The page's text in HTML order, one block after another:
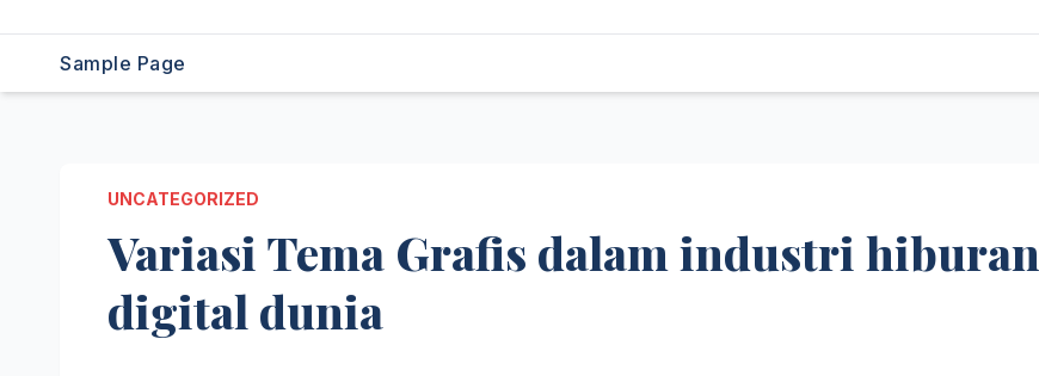
Sample Page
UNCATEGORIZED
Variasi Tema Grafis dalam industri hiburan
digital dunia